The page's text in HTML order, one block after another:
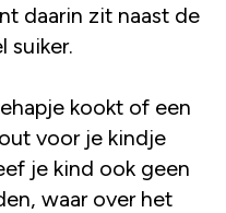
daarin zit naast de
suiker.
kookt of een
voor je kindje
je kind ook geen
waar over het